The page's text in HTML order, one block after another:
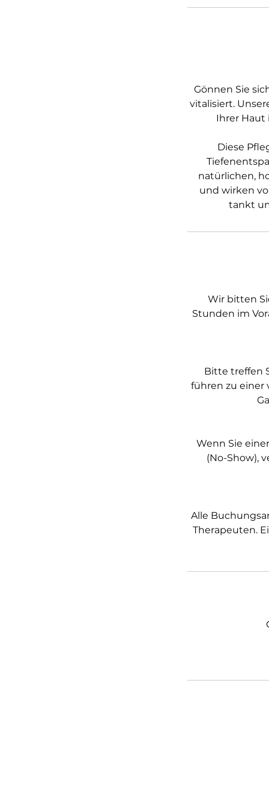
Gönnen Sie
vitalisiert.
Ihrer Haut
Diese
natürlichen,
und wirken
tankt
Wir bitten
Stunden im
Bitte treffen
führen zu einer
Wenn Sie
(No-Show),
Alle
Therapeuten.